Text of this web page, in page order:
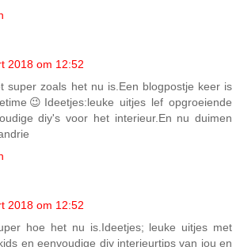
2018 om 12:52
super zoals het nu is.Een blogpostje keer is
uitjes lef opgroeiende
diy's voor het interieur.En nu duimen
2018 om 12:52
hoe het nu is.Ideetjes; leuke uitjes met
en eenvoudige diy interieurtips van jou en